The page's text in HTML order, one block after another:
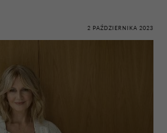
2 PAŹDZIERNIKA 2023